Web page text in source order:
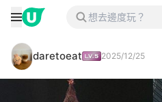
daretoeat 2025/12/25